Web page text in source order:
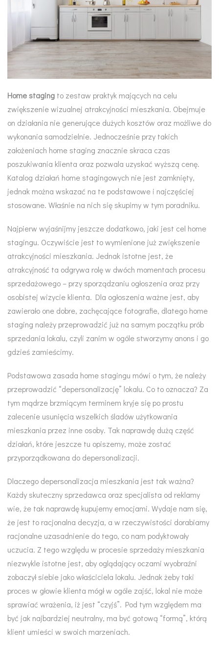
Home staging to zestaw praktyk mających na celu
zwiększenie wizualnej atrakcyjności mieszkania. Obejmuje
on działania nie generujące dużych kosztów oraz możliwe do
wykonania samodzielnie. Jednocześnie przy takich
założeniach home staging znacznie skraca czas
poszukiwania klienta oraz pozwala uzyskać wyższą cenę.
Katalog działań home stagingowych nie jest zamknięty,
jednak można wskazać na te podstawowe i najczęściej
stosowane. Właśnie na nich się skupimy w tym poradniku.
Najpierw wyjaśnijmy jeszcze dodatkowo, jaki jest cel home
stagingu. Oczywiście jest to wymienione już zwiększenie
atrakcyjności mieszkania. Jednak istotne jest, że
atrakcyjność ta odgrywa rolę w dwóch momentach procesu
sprzedażowego – przy sporządzaniu ogłoszenia oraz przy
osobistej wizycie klienta. Dla ogłoszenia ważne jest, aby
zawierało one dobre, zachęcające fotografie, dlatego home
staging należy przeprowadzić już na samym początku prób
sprzedania lokalu, czyli zanim w ogóle stworzymy anons i go
gdzieś zamieścimy.
Podstawowa zasada home stagingu mówi o tym, że należy
przeprowadzić “depersonalizację” lokalu. Co to oznacza? Za
tym mądrze brzmiącym terminem kryje się po prostu
zalecenie usunięcia wszelkich śladów użytkowania
mieszkania przez inne osoby. Tak naprawdę dużą część
działań, które jeszcze tu opiszemy, może zostać
przyporządkowana do depersonalizacji.
Dlaczego depersonalizacja mieszkania jest tak ważna?
Każdy skuteczny sprzedawca oraz specjalista od reklamy
wie, że tak naprawdę kupujemy emocjami. Wydaje nam się,
że jest to racjonalna decyzja, a w rzeczywistości dorabiamy
racjonalne uzasadnienie do tego, co nam podyktowały
uczucia. Z tego względu w procesie sprzedaży mieszkania
niezwykle istotne jest, aby oglądający oczami wyobraźni
zobaczył siebie jako właściciela lokalu. Jednak żeby taki
proces w głowie klienta mógł w ogóle zajść, lokal nie może
sprawiać wrażenia, iż jest “czyjś”. Pod tym względem ma
być jak najbardziej neutralny, ma być gotową “formą”, którą
klient umieści w swoich marzeniach.